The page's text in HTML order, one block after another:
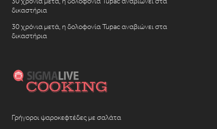
δικαστήρια
30 χρόνια μετά, η δολοφονία Tupac αναβιώνει στα
δικαστήρια
Γρήγοροι ψαροκεφτέδες με σαλάτα